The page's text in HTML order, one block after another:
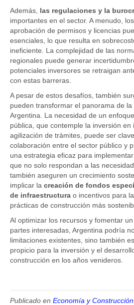
Además, las regulaciones y la
importantes en el sector. A menudo,
aprobación de permisos y licencias
esenciales, lo que resulta en
ineficiente. La complejidad de las
regionales puede generar
potenciales inversores se retraigan
con estas barreras.
A pesar de estos desafíos, también
pueden transformar el panorama de la
Argentina. La necesidad de un
pública, que contemple la inversión en
agilización de trámites, puede ser
colaboración entre el sector público y
una estrategia eficaz para
que no solo respondan a las
también aseguren un crecimiento
implicar la creación de fondos
de infraestructura o incentivos para
prácticas de construcción más
Al optimizar los recursos y fomentar
partes interesadas, Argentina podría
limitaciones existentes, sino también
propicio para la inversión y el
construcción en los años venideros.
Publicado en Economía y Construcción